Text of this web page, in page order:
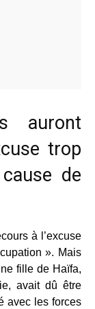
auront
trop
de
à l’excuse
». Mais
fille de Haïfa,
avait dû être
avec les forces